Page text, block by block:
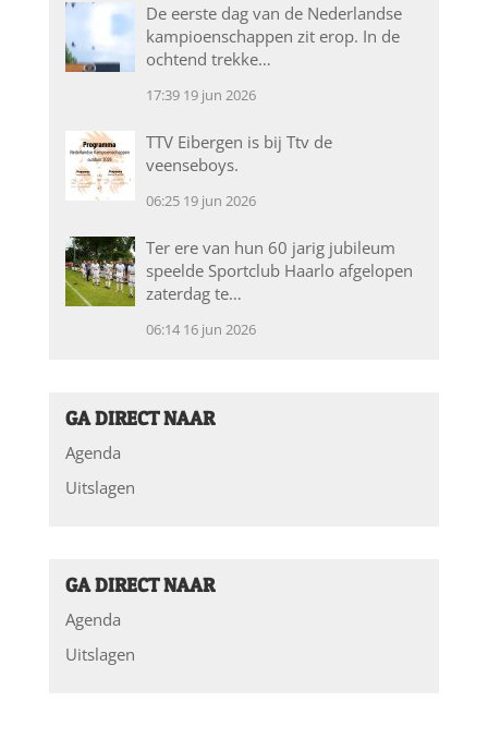
De eerste dag van de Nederlandse
kampioenschappen zit erop. In de
ochtend trekke…
17:39 19 jun 2026
TTV Eibergen is bij Ttv de
veenseboys.
06:25 19 jun 2026
Ter ere van hun 60 jarig jubileum
speelde Sportclub Haarlo afgelopen
zaterdag te…
06:14 16 jun 2026
GA DIRECT NAAR
Agenda
Uitslagen
GA DIRECT NAAR
Agenda
Uitslagen